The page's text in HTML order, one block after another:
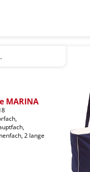
MARINA
2 lange